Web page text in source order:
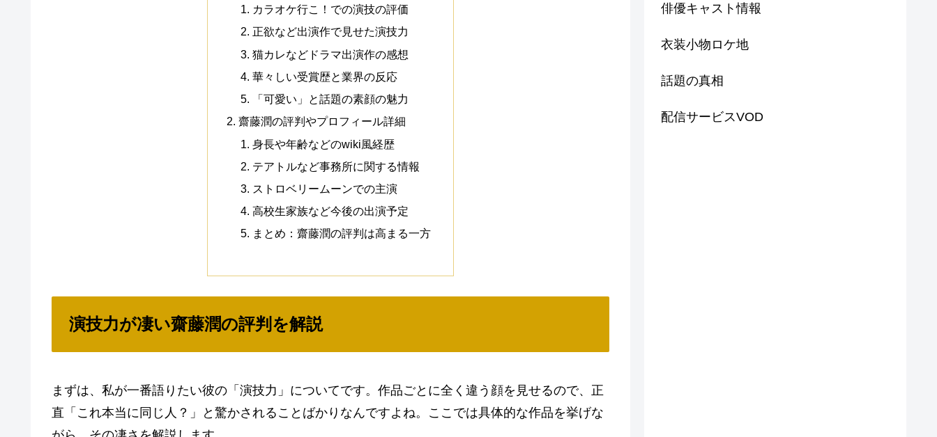
カラオケ行こ！での演技の評価
正欲など出演作で見せた演技力
猫カレなどドラマ出演作の感想
華々しい受賞歴と業界の反応
「可愛い」と話題の素顔の魅力
齋藤潤の評判やプロフィール詳細
身長や年齢などのwiki風経歴
テアトルなど事務所に関する情報
ストロベリームーンでの主演
高校生家族など今後の出演予定
まとめ：齋藤潤の評判は高まる一方
演技力が凄い齋藤潤の評判を解説
まずは、私が一番語りたい彼の「演技力」についてです。作品ごとに全く違う顔を見せるので、正
直「これ本当に同じ人？」と驚かされることばかりなんですよね。ここでは具体的な作品を挙げな
俳優キャスト情報
衣装小物ロケ地
話題の真相
配信サービスVOD